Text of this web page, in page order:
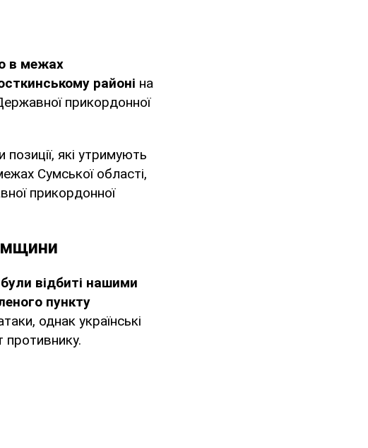
в межах
районі на
прикордонної
які утримують
Сумської області,
прикордонної
відбиті нашими
пункту
однак українські
противнику.